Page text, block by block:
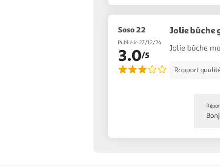
Soso 22
Publié le 27/12/24
3.0/5
Jolie bûche
Jolie bûche
Rapport